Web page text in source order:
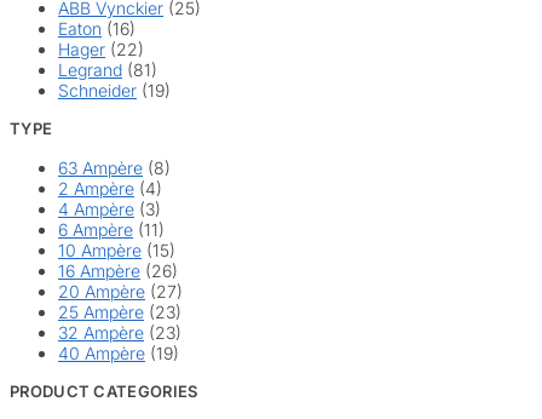
ABB Vynckier (25)
Eaton (16)
Hager (22)
Legrand (81)
Schneider (19)
TYPE
63 Ampère (8)
2 Ampère (4)
4 Ampère (3)
6 Ampère (11)
10 Ampère (15)
16 Ampère (26)
20 Ampère (27)
25 Ampère (23)
32 Ampère (23)
40 Ampère (19)
PRODUCT CATEGORIES